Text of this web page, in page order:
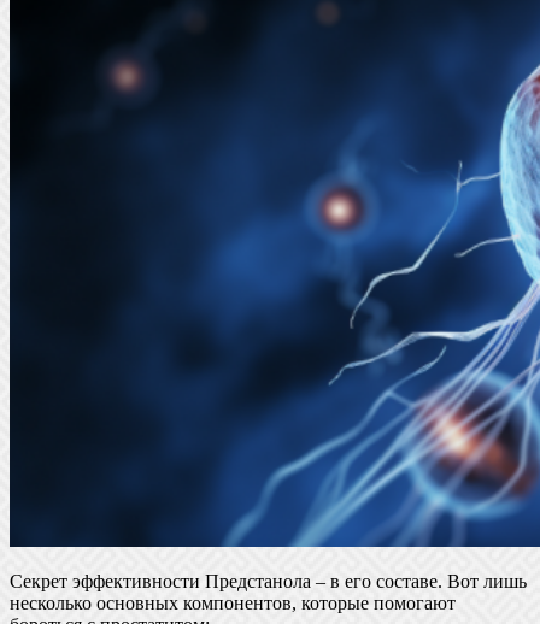
Секрет эффективности Предстанола – в его составе. Вот лишь
несколько основных компонентов, которые помогают